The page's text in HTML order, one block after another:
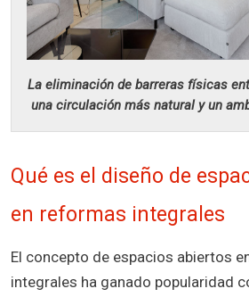
La eliminación de barreras físicas
una circulación más natural y un
Qué es el diseño de
en reformas integrales
El concepto de espacios abiertos
integrales ha ganado popularidad